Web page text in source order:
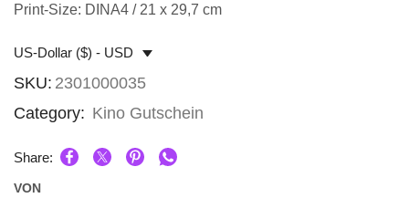
Print-Size: DINA4 / 21 x 29,7 cm
US-Dollar ($) - USD
SKU: 2301000035
Category: Kino Gutschein
Share:
VON